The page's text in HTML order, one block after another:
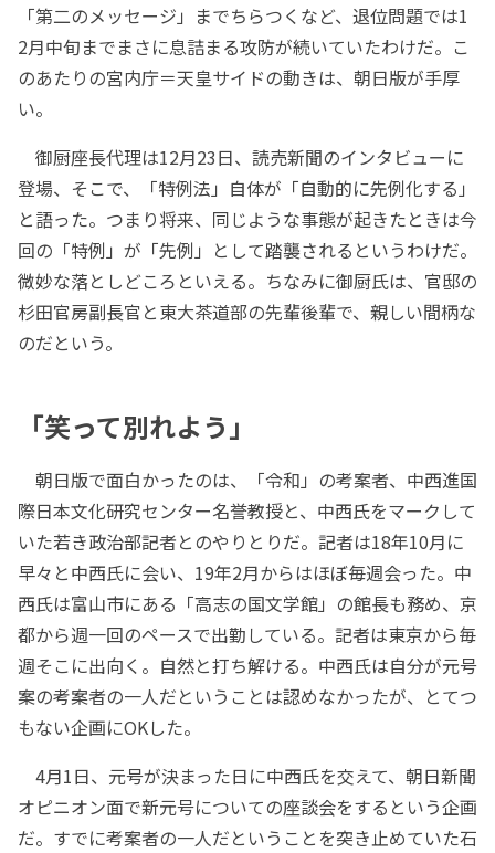
「第二のメッセージ」までちらつくなど、退位問題では1
2月中旬までまさに息詰まる攻防が続いていたわけだ。こ
のあたりの宮内庁＝天皇サイドの動きは、朝日版が手厚
い。
御厨座長代理は12月23日、読売新聞のインタビューに
登場、そこで、「特例法」自体が「自動的に先例化する」
と語った。つまり将来、同じような事態が起きたときは今
回の「特例」が「先例」として踏襲されるというわけだ。
微妙な落としどころといえる。ちなみに御厨氏は、官邸の
杉田官房副長官と東大茶道部の先輩後輩で、親しい間柄な
のだという。
「笑って別れよう」
朝日版で面白かったのは、「令和」の考案者、中西進国
際日本文化研究センター名誉教授と、中西氏をマークして
いた若き政治部記者とのやりとりだ。記者は18年10月に
早々と中西氏に会い、19年2月からはほぼ毎週会った。中
西氏は富山市にある「高志の国文学館」の館長も務め、京
都から週一回のペースで出勤している。記者は東京から毎
週そこに出向く。自然と打ち解ける。中西氏は自分が元号
案の考案者の一人だということは認めなかったが、とてつ
もない企画にOKした。
4月1日、元号が決まった日に中西氏を交えて、朝日新聞
オピニオン面で新元号についての座談会をするという企画
だ。すでに考案者の一人だということを突き止めていた石